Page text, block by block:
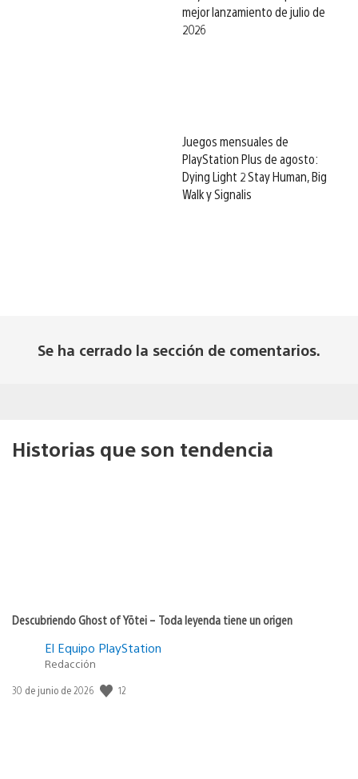
mejor lanzamiento de julio de
2026
Juegos mensuales de
PlayStation Plus de agosto:
Dying Light 2 Stay Human, Big
Walk y Signalis
Se ha cerrado la sección de comentarios.
Historias que son tendencia
Descubriendo Ghost of Yōtei – Toda leyenda tiene un origen
El Equipo PlayStation
Redacción
Fecha
30 de junio de 2026 12